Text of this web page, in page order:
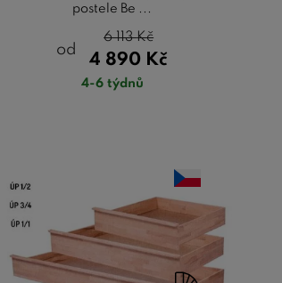
postele Be ...
od
4 890 Kč
6 113Kč
4-6 týdnů